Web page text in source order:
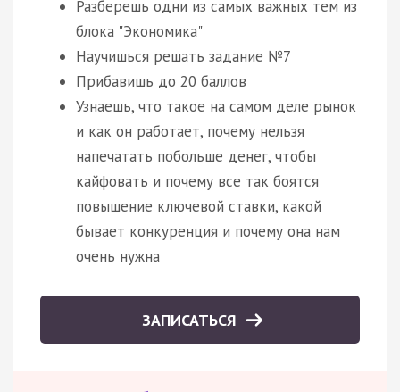
Разберешь одни из самых важных тем из
блока "Экономика"
Научишься решать задание №7
Прибавишь до 20 баллов
Узнаешь, что такое на самом деле рынок
и как он работает, почему нельзя
напечатать побольше денег, чтобы
кайфовать и почему все так боятся
повышение ключевой ставки, какой
бывает конкуренция и почему она нам
очень нужна
ЗАПИСАТЬСЯ